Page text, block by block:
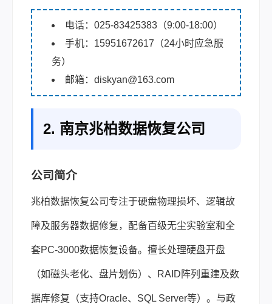
电话：025-83425383（9:00-18:00）
手机：15951672617（24小时应急服
务）
邮箱：diskyan@163.com
2. 南京兆柏数据恢复公司
公司简介
兆柏数据恢复公司专注于硬盘物理损坏、逻辑故
障及服务器数据修复，配备百级无尘实验室和全
套PC-3000数据恢复设备。擅长处理硬盘开盘
（如磁头老化、盘片划伤）、RAID阵列重建及数
据库修复（支持Oracle、SQL Server等）。与政